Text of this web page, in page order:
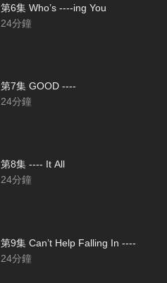
第6集 Who’s ----ing You
24分鐘
第7集 GOOD ----
24分鐘
第8集 ---- It All
24分鐘
第9集 Can’t Help Falling In ----
24分鐘